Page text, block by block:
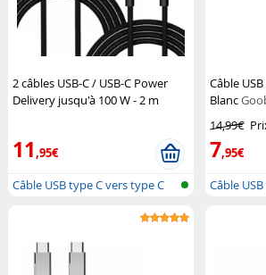
2 câbles USB-C / USB-C Power
Delivery jusqu'à 100 W - 2 m
11,95€
Câble USB type C vers type C
Câble
Blanc
14,99€
7,95€
Câble